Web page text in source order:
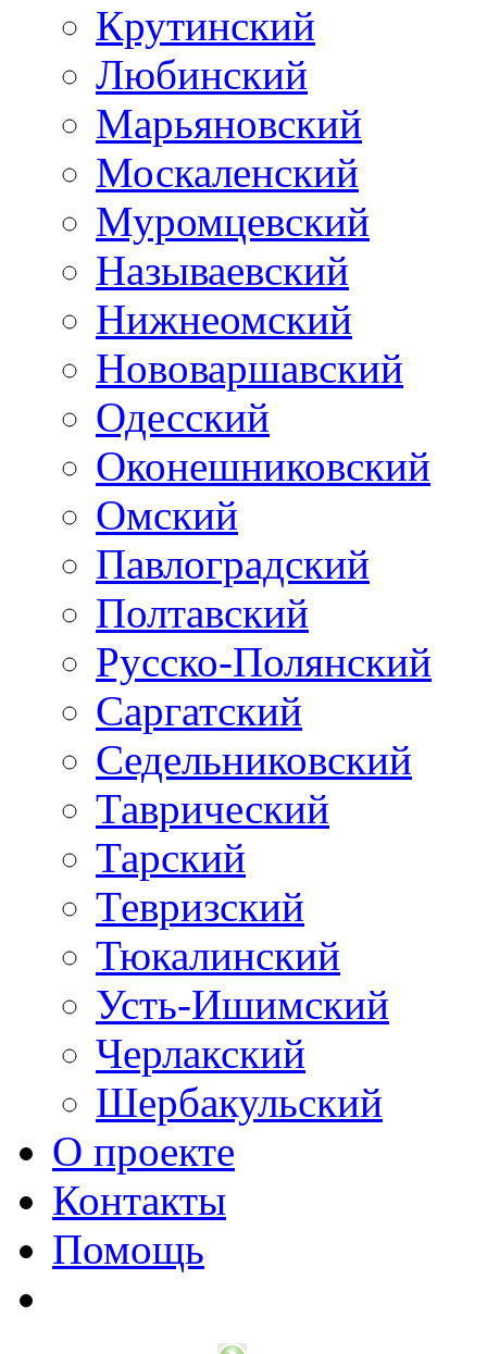
Крутинский
Любинский
Марьяновский
Москаленский
Муромцевский
Называевский
Нижнеомский
Нововаршавский
Одесский
Оконешниковский
Омский
Павлоградский
Полтавский
Русско-Полянский
Саргатский
Седельниковский
Таврический
Тарский
Тевризский
Тюкалинский
Усть-Ишимский
Черлакский
Шербакульский
О проекте
Контакты
Помощь